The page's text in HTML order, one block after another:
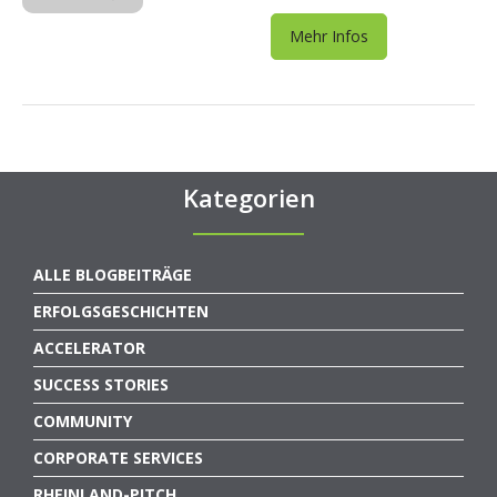
Mehr Infos
Kategorien
ALLE BLOGBEITRÄGE
ERFOLGSGESCHICHTEN
ACCELERATOR
SUCCESS STORIES
COMMUNITY
CORPORATE SERVICES